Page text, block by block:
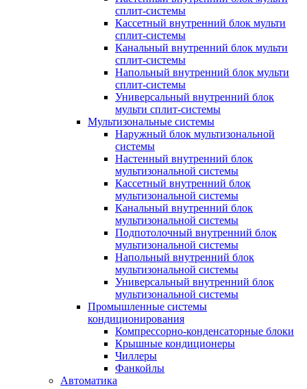
сплит-системы
Кассетный внутренний блок мульти
сплит-системы
Канальный внутренний блок мульти
сплит-системы
Напольный внутренний блок мульти
сплит-системы
Универсальный внутренний блок
мульти сплит-системы
Мультизональные системы
Наружный блок мультизональной
системы
Настенный внутренний блок
мультизональной системы
Кассетный внутренний блок
мультизональной системы
Канальный внутренний блок
мультизональной системы
Подпотолочный внутренний блок
мультизональной системы
Напольный внутренний блок
мультизональной системы
Универсальный внутренний блок
мультизональной системы
Промышленные системы
кондиционирования
Компрессорно-конденсаторные блоки
Крышные кондиционеры
Чиллеры
Фанкойлы
Автоматика